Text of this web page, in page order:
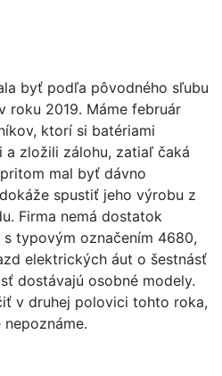
byť podľa pôvodného sľubu
roku 2019. Máme február
ktorí si batériami
a zložili zálohu, zatiaľ čaká
mal byť dávno
spustiť jeho výrobu z
Firma nemá dostatok
typovým označením 4680,
elektrických áut o šestnásť
dostávajú osobné modely.
v druhej polovici tohto roka,